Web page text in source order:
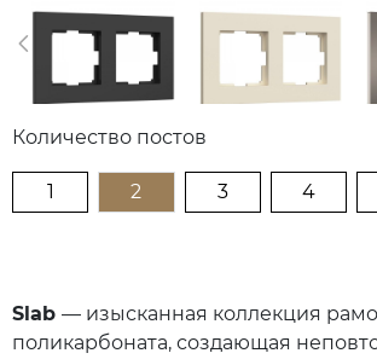
Количество постов
1 2 3 4
Slab — изысканная коллекция
поликарбоната, создающая